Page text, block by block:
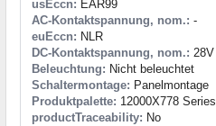
usEccn: EAR99
AC-Kontaktspannung, nom.: -
euEccn: NLR
DC-Kontaktspannung, nom.: 28V
Beleuchtung: Nicht beleuchtet
Schaltermontage: Panelmontage
Produktpalette: 12000X778 Series
productTraceability: No